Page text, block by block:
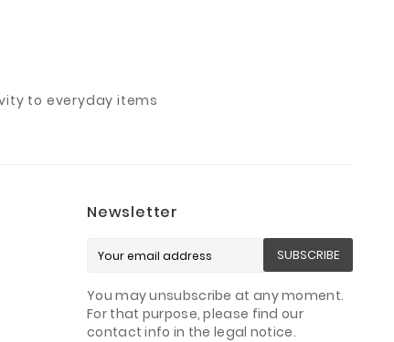
to everyday items
Newsletter
SUBSCRIBE
You may unsubscribe at any moment.
For that purpose, please find our
contact info in the legal notice.